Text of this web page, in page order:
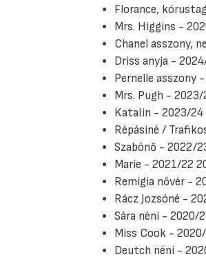
Florance,
Mrs. Higgins -
Chanel asszony,
Driss anyja -
Pernelle asszony
Mrs. Pugh - 2023/
Katalin - 2023/24
Répásiné /
Szabónő - 2022/
Marie - 2021/22
Remigia nővér -
Rácz Jozsóné -
Sára néni - 2020/
Miss Cook -
Deutch néni -